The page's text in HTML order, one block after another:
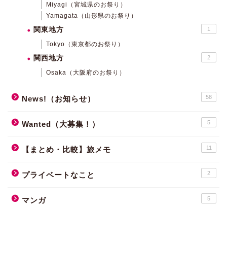
Miyagi（宮城県のお祭り）
Yamagata（山形県のお祭り）
関東地方 1
Tokyo（東京都のお祭り）
関西地方 2
Osaka（大阪府のお祭り）
News!（お知らせ） 58
Wanted（大募集！） 5
【まとめ・比較】旅メモ 11
プライベートなこと 2
マンガ 5